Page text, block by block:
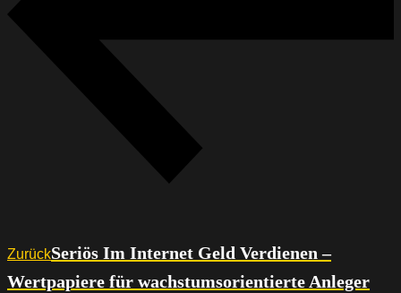
ZurückSeriös Im Internet Geld Verdienen –
Wertpapiere für wachstumsorientierte Anleger